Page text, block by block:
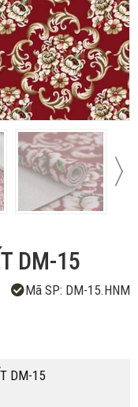
DM-15
Mã SP: DM-15.HNM
DM-15